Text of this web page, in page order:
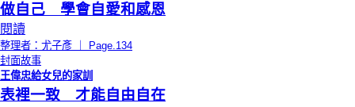
做自己 學會自愛和感恩
閱讀
整理者：尤子彥 ｜ Page.134
封面故事
王偉忠給女兒的家訓
表裡一致 才能自由自在